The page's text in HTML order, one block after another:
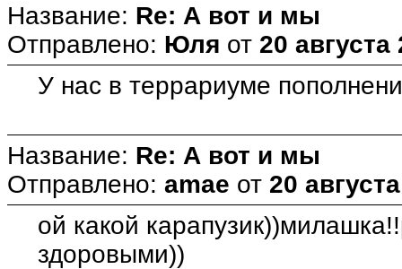
Название: Re: А вот и мы
Отправлено: Юля от 20
У нас в террариуме
Название: Re: А вот и мы
Отправлено: amae от 20
ой какой
здоровыми))